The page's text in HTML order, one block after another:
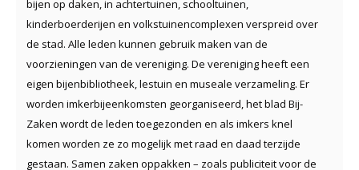
bijen op daken, in achtertuinen, schooltuinen,
kinderboerderijen en volkstuinencomplexen verspreid over
de stad. Alle leden kunnen gebruik maken van de
voorzieningen van de vereniging. De vereniging heeft een
eigen bijenbibliotheek, lestuin en museale verzameling. Er
worden imkerbijeenkomsten georganiseerd, het blad Bij-
Zaken wordt de leden toegezonden en als imkers knel
komen worden ze zo mogelijk met raad en daad terzijde
gestaan. Samen zaken oppakken – zoals publiciteit voor de